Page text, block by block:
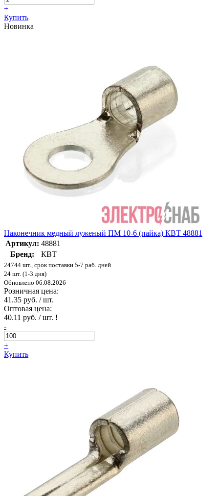
+
Купить
Новинка
Наконечник медный луженый ПМ 10-6 (пайка) КВТ 48881
Артикул: 48881
Бренд:
КВТ
24744 шт., срок поставки 5-7 раб. дней
24 шт. (1-3 дня)
Обновлено 06.08.2026
Розничная цена:
41.35 руб. / шт.
Оптовая цена:
40.11 руб. / шт. !
-
+
Купить